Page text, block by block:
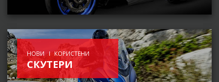
НОВИ КОРИСТЕНИ
СКУТЕРИ